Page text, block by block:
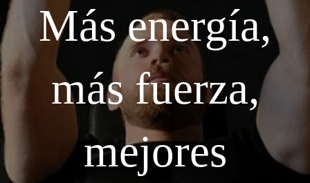
Más energía,
más fuerza,
mejores